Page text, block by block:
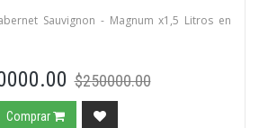
Sauvignon - Magnum x1,5 Litros en
$250000.00
Comprar